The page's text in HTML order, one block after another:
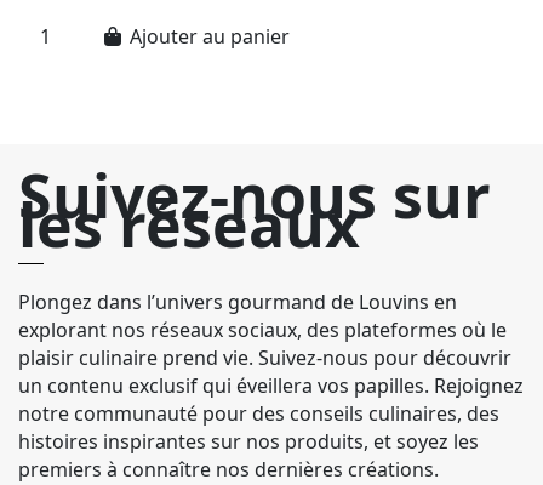
Ajouter au panier
Suivez-nous sur
les réseaux
Plongez dans l’univers gourmand de Louvins en
explorant nos réseaux sociaux, des plateformes où le
plaisir culinaire prend vie. Suivez-nous pour découvrir
un contenu exclusif qui éveillera vos papilles. Rejoignez
notre communauté pour des conseils culinaires, des
histoires inspirantes sur nos produits, et soyez les
premiers à connaître nos dernières créations.